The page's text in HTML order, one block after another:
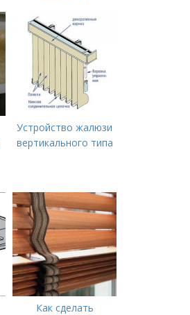
жалюзи
Устройство жалюзи
вертикального типа
Как сделать